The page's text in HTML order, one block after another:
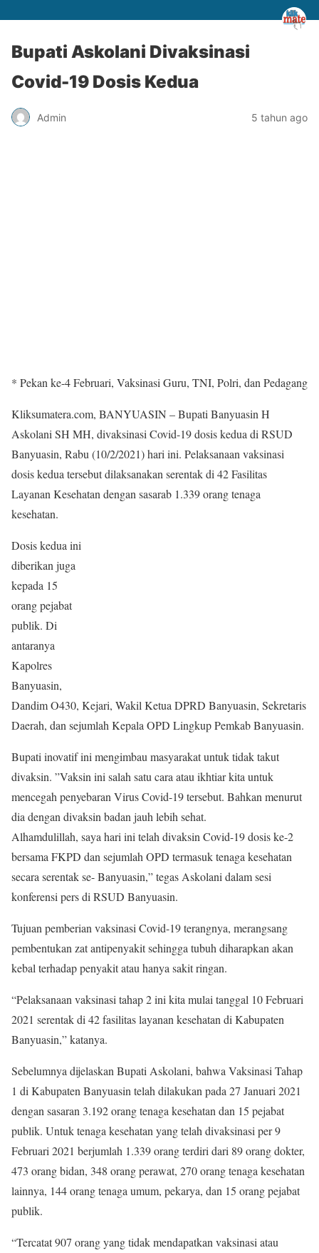
Bupati Askolani Divaksinasi
Covid-19 Dosis Kedua
Admin 5 tahun ago
* Pekan ke-4 Februari, Vaksinasi Guru, TNI, Polri, dan Pedagang
Kliksumatera.com, BANYUASIN – Bupati Banyuasin H
Askolani SH MH, divaksinasi Covid-19 dosis kedua di RSUD
Banyuasin, Rabu (10/2/2021) hari ini. Pelaksanaan vaksinasi
dosis kedua tersebut dilaksanakan serentak di 42 Fasilitas
Layanan Kesehatan dengan sasarab 1.339 orang tenaga
kesehatan.
Dosis kedua ini
diberikan juga
kepada 15
orang pejabat
publik. Di
antaranya
Kapolres
Banyuasin,
Dandim O430, Kejari, Wakil Ketua DPRD Banyuasin, Sekretaris
Daerah, dan sejumlah Kepala OPD Lingkup Pemkab Banyuasin.
Bupati inovatif ini mengimbau masyarakat untuk tidak takut
divaksin. ”Vaksin ini salah satu cara atau ikhtiar kita untuk
mencegah penyebaran Virus Covid-19 tersebut. Bahkan menurut
dia dengan divaksin badan jauh lebih sehat.
Alhamdulillah, saya hari ini telah divaksin Covid-19 dosis ke-2
bersama FKPD dan sejumlah OPD termasuk tenaga kesehatan
secara serentak se- Banyuasin,” tegas Askolani dalam sesi
konferensi pers di RSUD Banyuasin.
Tujuan pemberian vaksinasi Covid-19 terangnya, merangsang
pembentukan zat antipenyakit sehingga tubuh diharapkan akan
kebal terhadap penyakit atau hanya sakit ringan.
“Pelaksanaan vaksinasi tahap 2 ini kita mulai tanggal 10 Februari
2021 serentak di 42 fasilitas layanan kesehatan di Kabupaten
Banyuasin,” katanya.
Sebelumnya dijelaskan Bupati Askolani, bahwa Vaksinasi Tahap
1 di Kabupaten Banyuasin telah dilakukan pada 27 Januari 2021
dengan sasaran 3.192 orang tenaga kesehatan dan 15 pejabat
publik. Untuk tenaga kesehatan yang telah divaksinasi per 9
Februari 2021 berjumlah 1.339 orang terdiri dari 89 orang dokter,
473 orang bidan, 348 orang perawat, 270 orang tenaga kesehatan
lainnya, 144 orang tenaga umum, pekarya, dan 15 orang pejabat
publik.
“Tercatat 907 orang yang tidak mendapatkan vaksinasi atau